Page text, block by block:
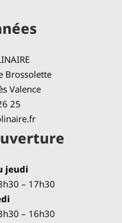
Brossolette
Valence
25
jeudi
– 17h30
– 16h30